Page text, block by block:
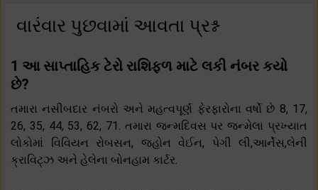
વારંવાર પુછવામાં આવતા પ્રશ્ન
1 આ સાપ્તાહિક ટેરો રાશિફળ માટે લકી નંબર કયો
છે?
તમારા નસીબદાર નંબરો અને મહત્વપૂર્ણ ફેરફારોના વર્ષો છે 8, 17,
26, 35, 44, 53, 62, 71. તમારા જન્મદિવસ પર જન્મેલા પ્રખ્યાત
લોકોમાં વિવિયન રોબસન, જ્હોન વેઈન, પેગી લી,આર્નેસ,લેની
ક્રાવિટ્ઝ અને હેલેના બોનહામ કાર્ટર.